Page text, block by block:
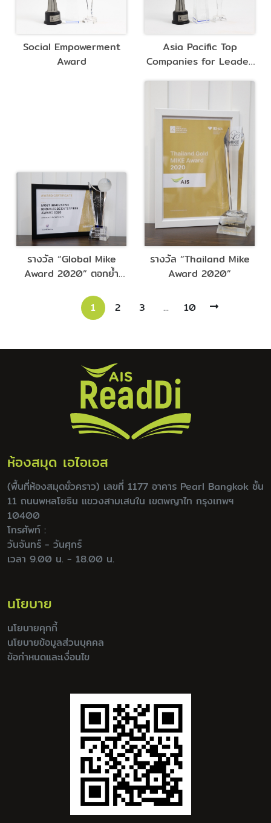
Social Empowerment
Award
Asia Pacific Top
Companies for Leader
รางวัล “Global Mike
Award 2020” ตอกย้ำ
และเทคโนโลยี
รางวัล “Thailand Mike
Award 2020”
1 2 3 ... 10
ห้องสมุด เอไอเอส
(พื้นที่ห้องสมุดชั่วคราว) เลขที่ 1177 อาคาร Pearl Bangkok ชั้น
11 ถนนพหลโยธิน แขวงสามเสนใน เขตพญาไท กรุงเทพฯ
10400
โทรศัพท์ :
วันจันทร์ - วันศุกร์
เวลา 9.00 น. - 18.00 น.
นโยบาย
นโยบายคุกกี้
นโยบายข้อมูลส่วนบุคคล
ข้อกำหนดและเงื่อนไข